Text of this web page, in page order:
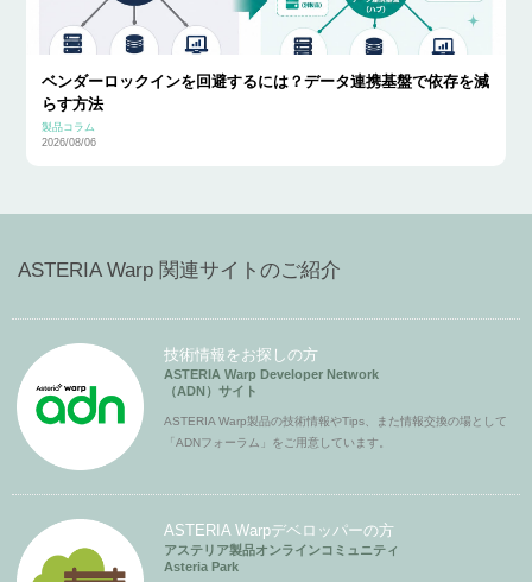
ベンダーロックインを回避するには？データ連携基盤で依存を減
らす方法
製品コラム
2026/08/06
ASTERIA Warp 関連サイトのご紹介
技術情報をお探しの方
ASTERIA Warp Developer Network
（ADN）サイト
ASTERIA Warp製品の技術情報やTips、また情報交換の場として
「ADNフォーラム」をご用意しています。
ASTERIA Warpデベロッパーの方
アステリア製品オンラインコミュニティ
Asteria Park